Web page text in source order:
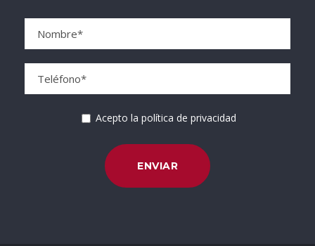
Acepto la política de privacidad